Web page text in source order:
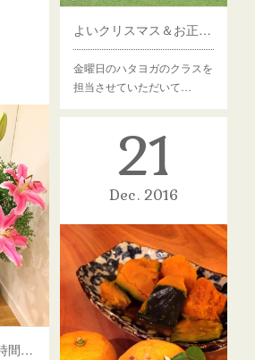
よいクリスマス＆お正月をお過ごしください。KAORI
金曜日のハタヨガのクラスを
担当させていただいて…
☆★☆クラス名・時間変更のお知らせ☆★☆
21
Dec 2016